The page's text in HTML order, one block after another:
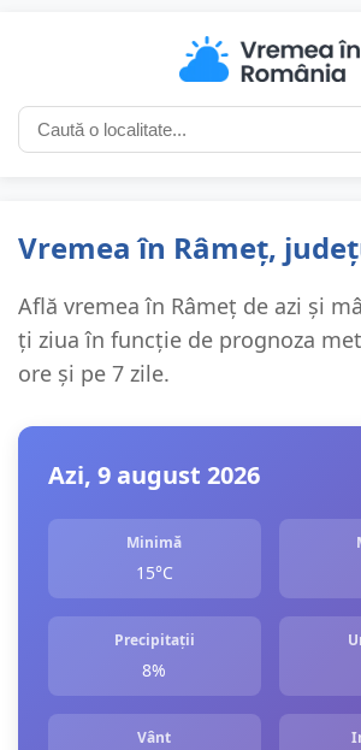
Vremea în Râmeț,
Află vremea în Râmeț de azi și
ți ziua în funcție de prognoza
ore și pe 7 zile.
Azi, 9 august 2026
Minimă
15°C
Precipitații
8%
Vânt